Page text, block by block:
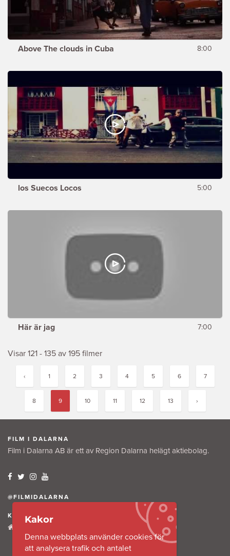
Above The clouds in Cuba 8:00
los Suecos Locos 5:00
Här är jag 7:00
Visar 121 - 135 av 195 filmer
‹ 1 2 3 4 5 6 7
8 9 10 11 12 13 ›
FILM I DALARNA
Film i Dalarna AB är ett av Region Dalarna helägt aktiebolag.
@FILMIDALARNA
KONTAKTA OSS
791 31 Falun
Kakor
Denna webbplats använder cookies för
att analysera trafik och antalet